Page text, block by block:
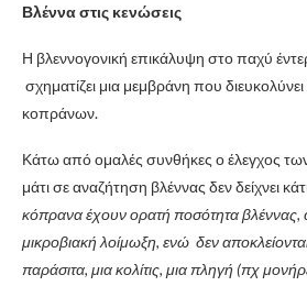
Βλέννα στις κενώσεις
Η βλεννογονική επικάλυψη στο παχύ
σχηματίζει μια μεμβράνη που
κοπράνων.
Κάτω από ομαλές συνθήκες ο έλεγχος
μάτι σε αναζήτηση βλέννας δεν δείχνει κάτι
κόπρανα έχουν ορατή ποσότητα βλέννας,
μικροβιακή λοίμωξη, ενώ δεν
παράσιτα, μια κολίτις, μια πληγή (πχ